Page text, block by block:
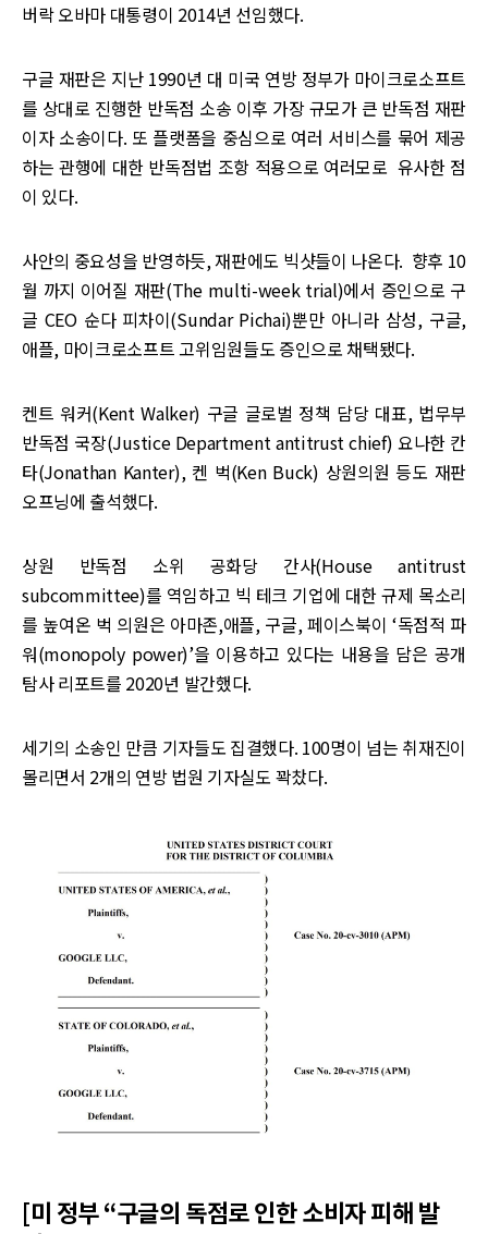
버락 오바마 대통령이 2014년 선임했다.
구글 재판은 지난 1990년 대 미국 연방 정부가 마이크로소프트
를 상대로 진행한 반독점 소송 이후 가장 규모가 큰 반독점 재판
이자 소송이다. 또 플랫폼을 중심으로 여러 서비스를 묶어 제공
하는 관행에 대한 반독점법 조항 적용으로 여러모로 유사한 점
이 있다.
사안의 중요성을 반영하듯, 재판에도 빅샷들이 나온다. 향후 10
월 까지 이어질 재판(The multi-week trial)에서 증인으로 구
글 CEO 순다 피차이(Sundar Pichai)뿐만 아니라 삼성, 구글,
애플, 마이크로소프트 고위임원들도 증인으로 채택됐다.
켄트 워커(Kent Walker) 구글 글로벌 정책 담당 대표, 법무부
반독점 국장(Justice Department antitrust chief) 요나한 칸
타(Jonathan Kanter), 켄 벅(Ken Buck) 상원의원 등도 재판
오프닝에 출석했다.
상원 반독점 소위 공화당 간사(House antitrust
subcommittee)를 역임하고 빅 테크 기업에 대한 규제 목소리
를 높여온 벅 의원은 아마존,애플, 구글, 페이스북이 ‘독점적 파
워(monopoly power)’을 이용하고 있다는 내용을 담은 공개
탐사 리포트를 2020년 발간했다.
세기의 소송인 만큼 기자들도 집결했다. 100명이 넘는 취재진이
몰리면서 2개의 연방 법원 기자실도 꽉찼다.
[미 정부 “구글의 독점로 인한 소비자 피해 발